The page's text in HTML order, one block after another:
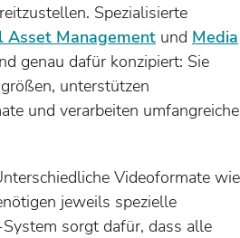
Spezialisierte
Asset Management und Media
genau dafür konzipiert: Sie
unterstützen
und verarbeiten umfangreiche
Videoformate wie
jeweils spezielle
sorgt dafür, dass alle